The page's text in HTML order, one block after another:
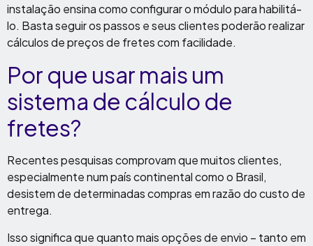
instalação ensina como configurar o módulo para habilitá-
lo. Basta seguir os passos e seus clientes poderão realizar
cálculos de preços de fretes com facilidade.
Por que usar mais um
sistema de cálculo de
fretes?
Recentes pesquisas comprovam que muitos clientes,
especialmente num país continental como o Brasil,
desistem de determinadas compras em razão do custo de
entrega.
Isso significa que quanto mais opções de envio – tanto em